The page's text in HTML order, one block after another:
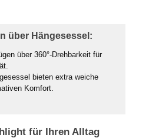
über Hängesessel:
über 360°-Drehbarkeit für
bieten extra weiche
Komfort.
für Ihren Alltag